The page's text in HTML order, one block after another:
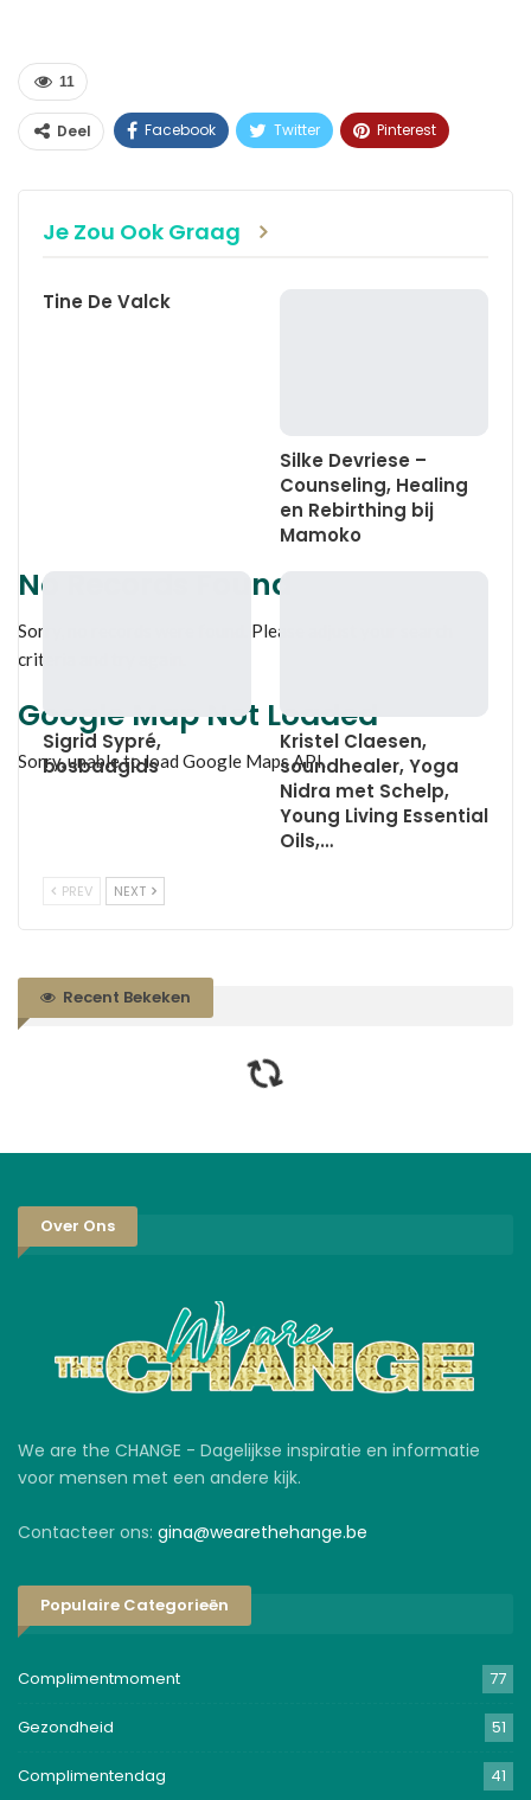
No Records Found
Sorry, no records were found. Please adjust your search
criteria and try again.
Google Map Not Loaded
Sorry, unable to load Google Maps API.
11
Deel Facebook Twitter Pinterest
Je Zou Ook Graag
Tine De Valck
Silke Devriese –
Counseling, Healing
en Rebirthing bij
Mamoko
Sigrid Sypré,
bosbadgids
Kristel Claesen,
soundhealer, Yoga
Nidra met Schelp,
Young Living Essential
Oils,…
PREV NEXT
Recent Bekeken
Over Ons
We are the CHANGE - Dagelijkse inspiratie en informatie
voor mensen met een andere kijk.
Contacteer ons: gina@wearethehange.be
Populaire Categorieën
Complimentmoment 77
Gezondheid 51
Complimentendag 41